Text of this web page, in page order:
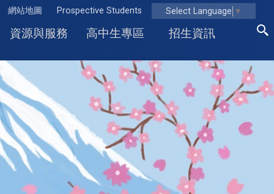
網站地圖 Prospective Students Select Language ▼
資源與服務 高中生專區 招生資訊